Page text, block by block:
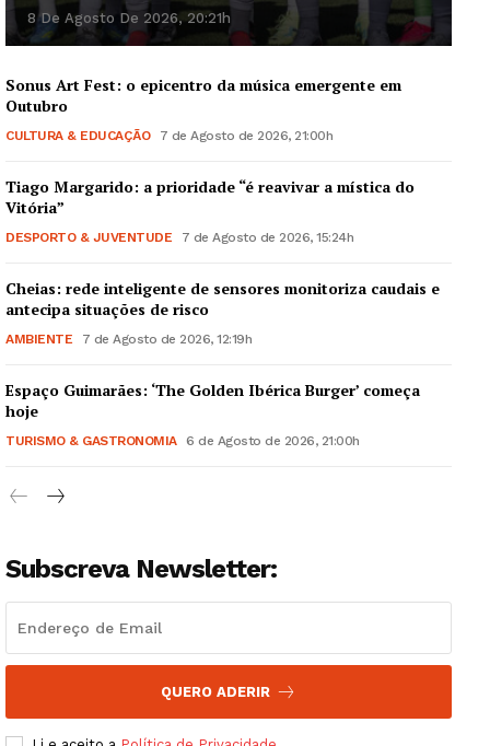
Guimarães, agora!
Institucional
Artigos
Edição Digital
Grande Entrevista
8 De Agosto De 2026, 20:21h
Sonus Art Fest: o epicentro da música emergente em
Outubro
CULTURA & EDUCAÇÃO 7 de Agosto de 2026, 21:00h
Tiago Margarido: a prioridade “é reavivar a mística do
Vitória”
DESPORTO & JUVENTUDE 7 de Agosto de 2026, 15:24h
Cheias: rede inteligente de sensores monitoriza caudais e
antecipa situações de risco
AMBIENTE 7 de Agosto de 2026, 12:19h
Espaço Guimarães: ‘The Golden Ibérica Burger’ começa
hoje
TURISMO & GASTRONOMIA 6 de Agosto de 2026, 21:00h
Subscreva Newsletter:
QUERO ADERIR